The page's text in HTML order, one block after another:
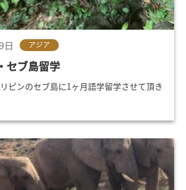
日 アジア
セブ島留学
リピンのセブ島に1ヶ月語学留学させて頂き